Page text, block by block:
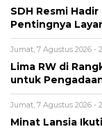
SDH Resmi
Pentingnya
Jumat, 7 Agustus 2026 -
Lima RW di
untuk
Jumat, 7 Agustus 2026 -
Minat Lansia